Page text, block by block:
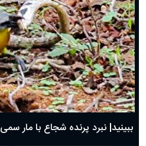
ببینید| نبرد پرنده شجاع با مار سمی